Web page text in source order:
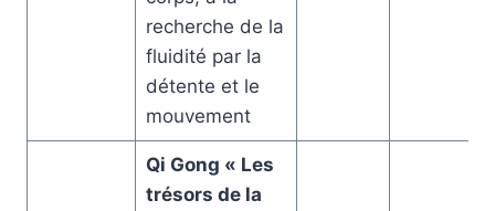
recherche de la
fluidité par la
détente et le
mouvement
Qi Gong « Les
trésors de la